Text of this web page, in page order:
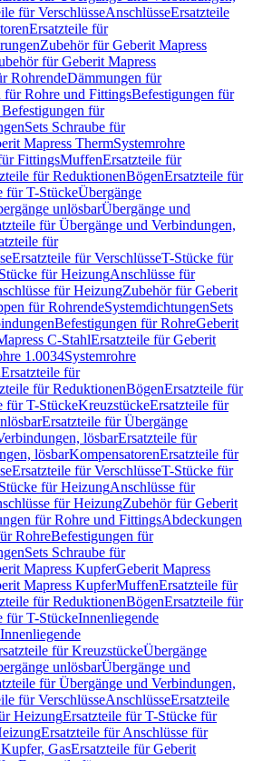
für VerschlüsseAnschlüsseErsatzteile
Ersatzteile für
Zubehör für Geberit Mapress
für Geberit Mapress
RohrendeDämmungen für
für Rohre und FittingsBefestigungen für
für
Sets Schraube für
Mapress ThermSystemrohre
FittingsMuffenErsatzteile für
für ReduktionenBögenErsatzteile für
für T-StückeÜbergänge
unlösbarÜbergänge und
für Übergänge und Verbindungen,
für
Ersatzteile für VerschlüsseT-Stücke für
für HeizungAnschlüsse für
für HeizungZubehör für Geberit
für RohrendeSystemdichtungenSets
Befestigungen für RohreGeberit
C-StahlErsatzteile für Geberit
1.0034Systemrohre
Ersatzteile für
für ReduktionenBögenErsatzteile für
für T-StückeKreuzstückeErsatzteile für
Ersatzteile für Übergänge
lösbarErsatzteile für
lösbarKompensatorenErsatzteile für
Ersatzteile für VerschlüsseT-Stücke für
für HeizungAnschlüsse für
für HeizungZubehör für Geberit
für Rohre und FittingsAbdeckungen
RohreBefestigungen für
Sets Schraube für
Mapress KupferGeberit Mapress
Mapress KupferMuffenErsatzteile für
für ReduktionenBögenErsatzteile für
für T-StückeInnenliegende
für KreuzstückeÜbergänge
unlösbarÜbergänge und
für Übergänge und Verbindungen,
für VerschlüsseAnschlüsseErsatzteile
HeizungErsatzteile für T-Stücke für
Ersatzteile für Anschlüsse für
GasErsatzteile für Geberit